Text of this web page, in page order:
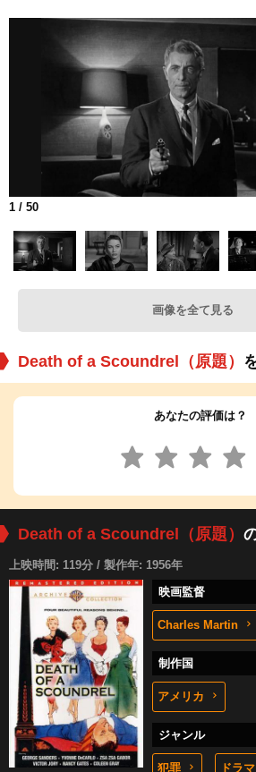
1 / 50
画像を全て見る
Death of a Scoundrel（原題）
あなたの評価は？
Death of a Scoundrel（原題）
上映時間: 119分 / 製作年: 1956年
映画監督
Charles Martin
制作国
アメリカ
ジャンル
犯罪 ドラマ